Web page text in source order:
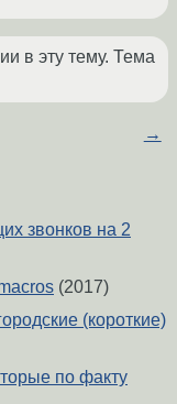
в эту тему. Тема
→
звонков на 2
(2017)
(короткие)
по факту